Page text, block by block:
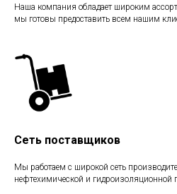
Наша компания обладает широким
мы готовы предоставить всем нашим
Сеть поставщиков
Мы работаем с широкой сеть
нефтехимической и гидроизоляционной